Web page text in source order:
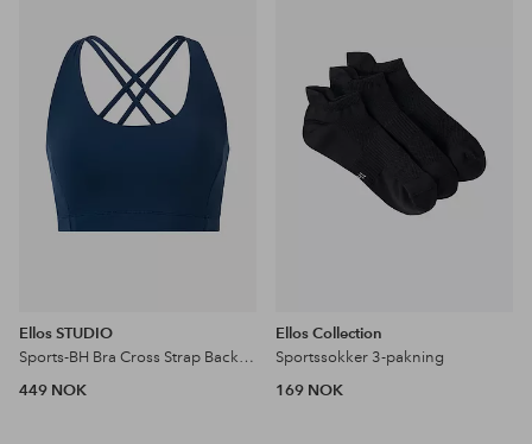
Ellos STUDIO
Sports-BH Bra Cross Strap Back Core
449 NOK
Ellos Collection
Sportssokker 3-pakning
169 NOK